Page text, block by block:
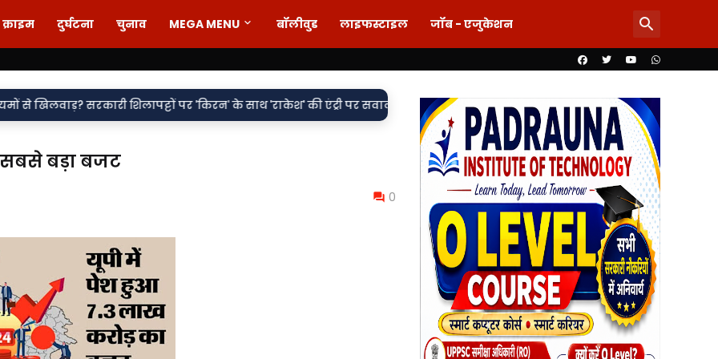
क्राइम दुर्घटना चुनाव MEGA MENU बॉलीवुड लाइफस्टाइल जॉब - एजुकेशन
पर 'किरन' के साथ 'राकेश' की एंट्री पर सवाल• वर्दी पर दाग! लड़की-शराब की मांग और महिला से बदसलूकी के आरोप में दो सिपाही
बड़ा बजट
0